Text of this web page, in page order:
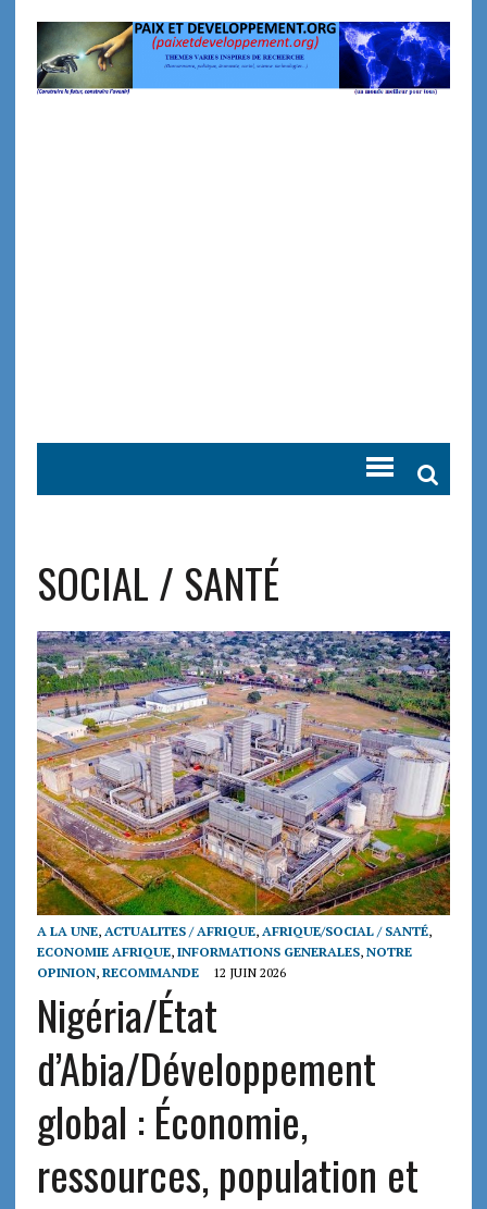
SOCIAL / SANTÉ
A LA UNE, ACTUALITES / AFRIQUE, AFRIQUE/SOCIAL / SANTÉ,
ECONOMIE AFRIQUE, INFORMATIONS GENERALES, NOTRE
OPINION, RECOMMANDE 12 JUIN 2026
Nigéria/État
d’Abia/Développement
global : Économie,
ressources, population et